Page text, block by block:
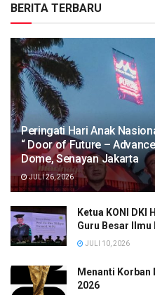
BERITA TERBARU
Peringati Hari Anak
“ Door of Future –
Dome, Senayan Jakarta
JULI 26, 2026
Ketua KONI DKI
Guru Besar Ilmu
JULI 10, 2026
Menanti Korban
2026